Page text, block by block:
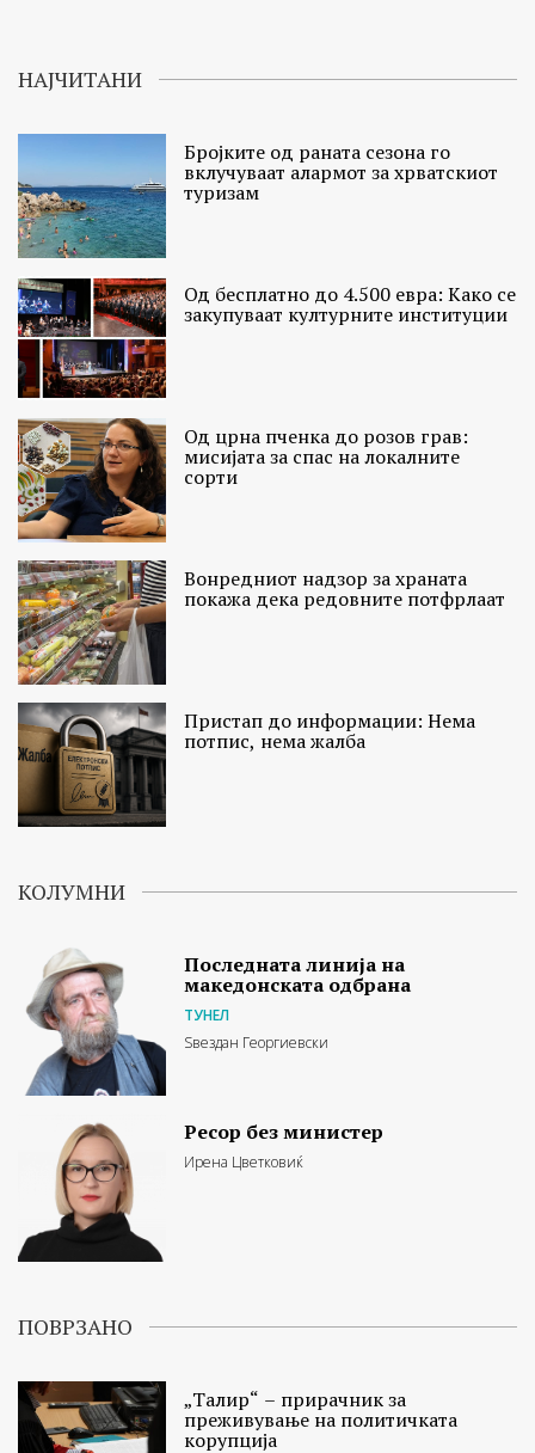
НАЈЧИТАНИ
Бројките од раната сезона го
вклучуваат алармот за хрватскиот
туризам
Од бесплатно до 4.500 евра: Како се
закупуваат културните институции
Од црна пченка до розов грав:
мисијата за спас на локалните
сорти
Вонредниот надзор за храната
покажа дека редовните потфрлаат
Пристап до информации: Нема
потпис, нема жалба
КОЛУМНИ
Последната линија на
македонската одбрана
ТУНЕЛ
Ѕвездан Георгиевски
Ресор без министер
Ирена Цветковиќ
ПОВРЗАНО
„Талир“ – прирачник за
преживување на политичката
корупција